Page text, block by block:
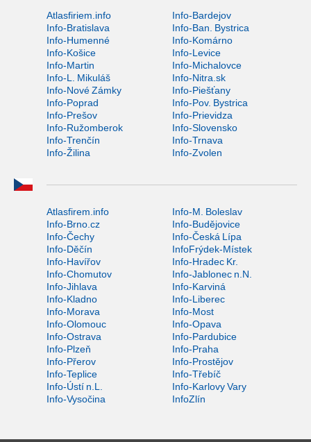
Atlasfiriem.info
Info-Bardejov
Info-Bratislava
Info-Ban. Bystrica
Info-Humenné
Info-Komárno
Info-Košice
Info-Levice
Info-Martin
Info-Michalovce
Info-L. Mikuláš
Info-Nitra.sk
Info-Nové Zámky
Info-Piešťany
Info-Poprad
Info-Pov. Bystrica
Info-Prešov
Info-Prievidza
Info-Ružomberok
Info-Slovensko
Info-Trenčín
Info-Trnava
Info-Žilina
Info-Zvolen
Atlasfirem.info
Info-M. Boleslav
Info-Brno.cz
Info-Budějovice
Info-Čechy
Info-Česká Lípa
Info-Děčín
InfoFrýdek-Místek
Info-Havířov
Info-Hradec Kr.
Info-Chomutov
Info-Jablonec n.N.
Info-Jihlava
Info-Karviná
Info-Kladno
Info-Liberec
Info-Morava
Info-Most
Info-Olomouc
Info-Opava
Info-Ostrava
Info-Pardubice
Info-Plzeň
Info-Praha
Info-Přerov
Info-Prostějov
Info-Teplice
Info-Třebíč
Info-Ústí n.L.
Info-Karlovy Vary
Info-Vysočina
InfoZlín